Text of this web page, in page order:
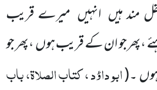
مند ہیں انہیں میرے قریب
،پھر جو ان کےقریب ہوں،پھر جو
۔(ابو داؤد ، کتاب الصلاۃ، باب